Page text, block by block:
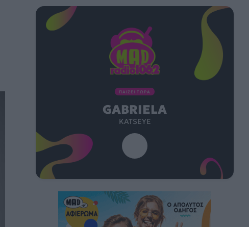
ΠΑΙΖΕΙ ΤΩΡΑ
GABRIELA
KATSEYE